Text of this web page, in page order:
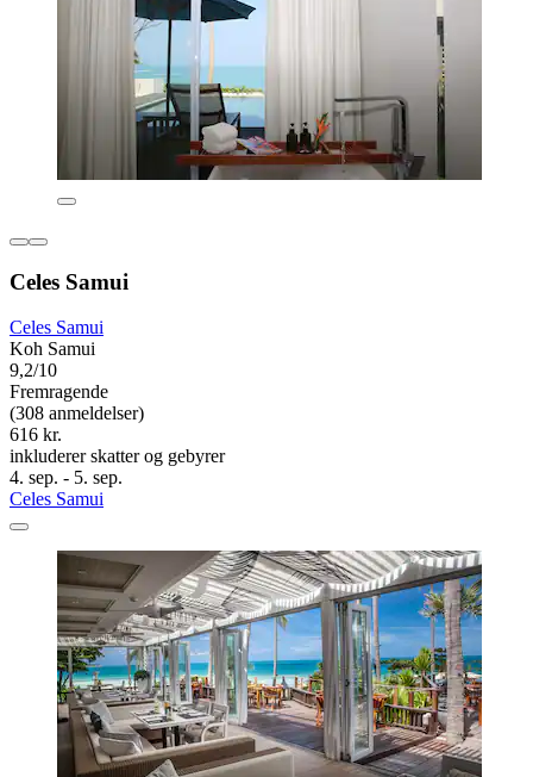
Celes Samui
Celes Samui
Koh Samui
9,2/10
Fremragende
(308 anmeldelser)
616 kr.
inkluderer skatter og gebyrer
4. sep. - 5. sep.
Celes Samui